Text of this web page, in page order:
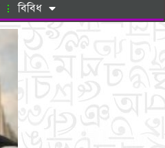
বিবিধ